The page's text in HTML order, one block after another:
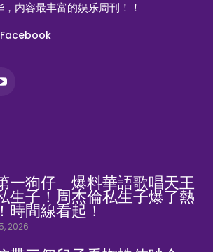
内容最丰富的娱乐周刊！！
一狗仔」爆料華語歌唱天王
生子！周杰倫私生子爆了熱
時間線看起！
2026